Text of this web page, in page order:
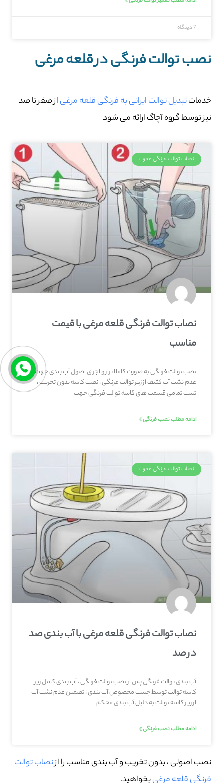
7 دیدگاه
نصب توالت فرنگی در قلعه‌ مرغی
خدماتتبدیل توالت ایرانی به فرنگی قلعه‌ مرغیاز صفر تا صد
نیز توسط گروه آچاگ ارائه می شود
نصاب توالت فرنگی مجرب
نصاب توالت فرنگی قلعه‌ مرغی با قیمت
مناسب
نصب توالت فرنگی به صورت کاملا تراز و اجرای اصول آب بندی جهت
عدم نشت آب کثیف از زیر توالت فرنگی ، نصب کاسه بدون تخریب ،
تست تمامی قسمت های کاسه توالت فرنگی جهت
ادامه مطلب نصب فرنگی »
نصاب توالت فرنگی مجرب
نصاب توالت فرنگی قلعه‌ مرغی با آب بندی صد
در صد
آب بندی توالت فرنگی پس از نصب توالت فرنگی ، آب بندی کامل زیر
کاسه توالت توسط چسب مخصوص آب بندی ، تضمین عدم نشت آب
از زیر کاسه توالت به دلیل آب بندی محکم
ادامه مطلب نصب فرنگی »
نصب اصولی ، بدون تخریب و آب بندی مناسب را ازنصاب توالت